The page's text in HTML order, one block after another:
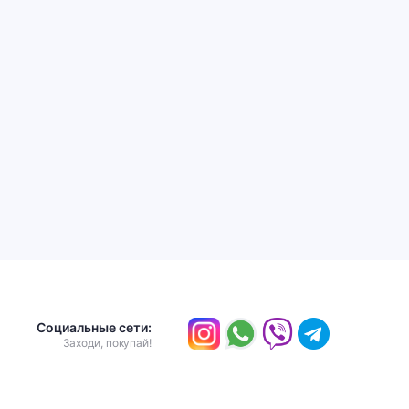
Социальные сети:
Заходи, покупай!